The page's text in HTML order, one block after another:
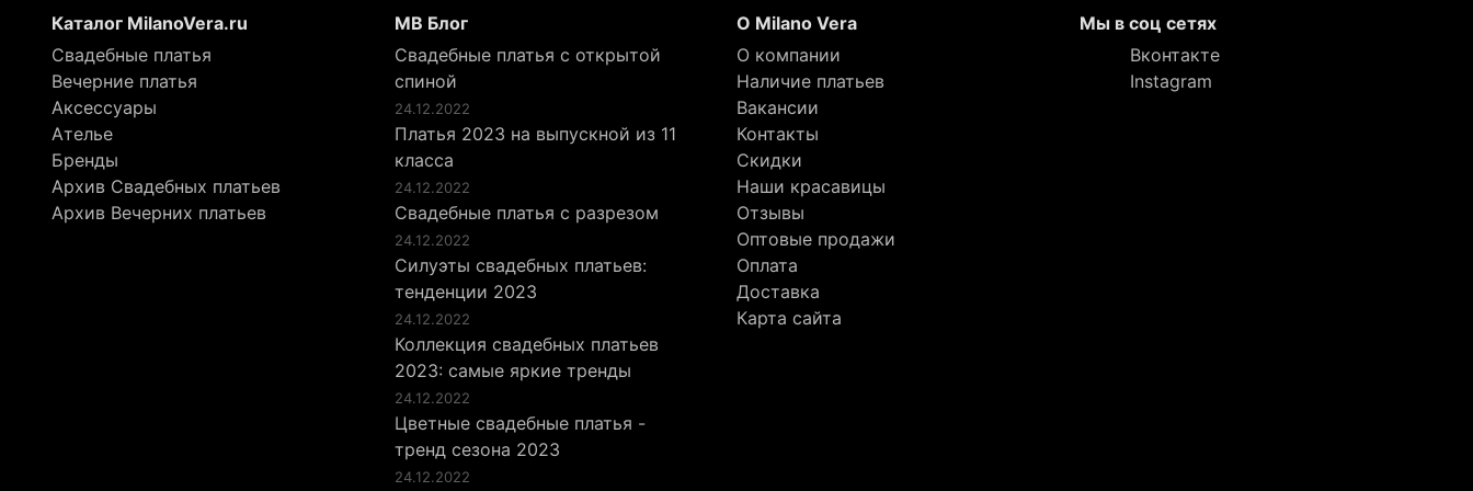
Каталог MilanoVera.ru
Свадебные платья
Вечерние платья
Аксессуары
Ателье
Бренды
Архив Свадебных платьев
Архив Вечерних платьев
МВ Блог
Свадебные платья с открытой
спиной
24.12.2022
Платья 2023 на выпускной из 11
класса
24.12.2022
Свадебные платья с разрезом
24.12.2022
Силуэты свадебных платьев:
тенденции 2023
24.12.2022
Коллекция свадебных платьев
2023: самые яркие тренды
24.12.2022
Цветные свадебные платья -
тренд сезона 2023
24.12.2022
О Milano Vera
О компании
Наличие платьев
Вакансии
Контакты
Скидки
Наши красавицы
Отзывы
Оптовые продажи
Оплата
Доставка
Карта сайта
Мы в соц сетях
Вконтакте
Instagram